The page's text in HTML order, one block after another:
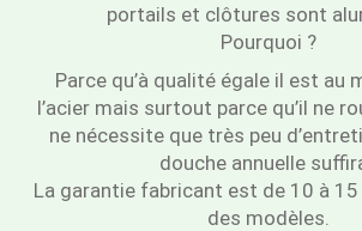
portails et clôtures sont
Pourquoi ?
Parce qu’à qualité égale il est au
l’acier mais surtout parce qu’il ne
ne nécessite que très peu
douche annuelle
La garantie fabricant est de 10 à
des modèles.